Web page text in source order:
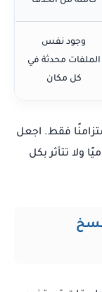
وجود نفس
الملفات محدثة في
كل مكان
فقط. اجعل
ولا تتأثر بكل